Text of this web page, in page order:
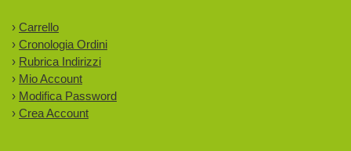
› Carrello
› Cronologia Ordini
› Rubrica Indirizzi
› Mio Account
› Modifica Password
› Crea Account